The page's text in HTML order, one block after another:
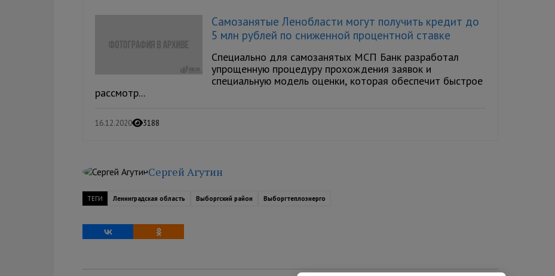
Самозанятые Ленобласти могут получить кредит до
5 млн рублей по сниженной процентной ставке
Специально для самозанятых МСП Банк разработал
упрощенную процедуру прохождения заявок и
специальную модель оценки, которая обеспечит быстрое
рассмотр...
16.12.2020 3188
Сергей Агутин
ТЕГИ Ленинградская область Выборгский район Выборгтеплоэнерго